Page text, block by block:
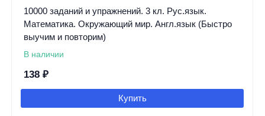
10000 заданий и упражнений. 3 кл. Рус.язык.
Математика. Окружающий мир. Англ.язык (Быстро
выучим и повторим)
В наличии
138 ₽
Купить